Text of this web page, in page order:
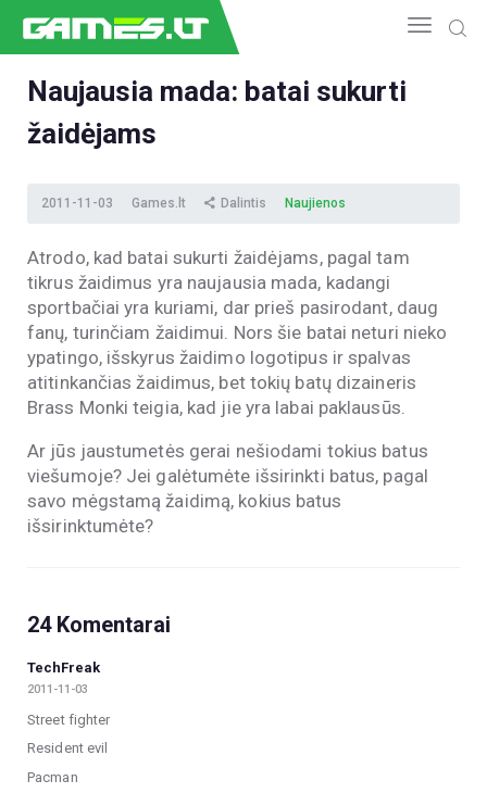
NAUJIENOS
ESPORTAS
VIDEO
APŽVALGOS
ŽAIDIMAI
Naujausia mada: batai sukurti
žaidėjams
2011-11-03 Games.lt Dalintis Naujienos
Atrodo, kad batai sukurti žaidėjams, pagal tam
tikrus žaidimus yra naujausia mada, kadangi
sportbačiai yra kuriami, dar prieš pasirodant, daug
fanų, turinčiam žaidimui. Nors šie batai neturi nieko
ypatingo, išskyrus žaidimo logotipus ir spalvas
atitinkančias žaidimus, bet tokių batų dizaineris
Brass Monki teigia, kad jie yra labai paklausūs.
Ar jūs jaustumetės gerai nešiodami tokius batus
viešumoje? Jei galėtumėte išsirinkti batus, pagal
savo mėgstamą žaidimą, kokius batus
išsirinktumėte?
24 Komentarai
TechFreak
2011-11-03
Street fighter
Resident evil
Pacman